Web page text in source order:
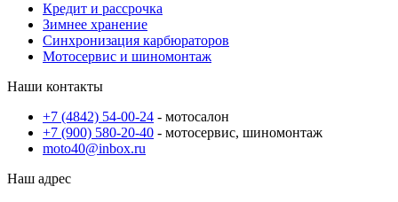
Кредит и рассрочкa
Зимнее хранение
Синхронизация карбюраторов
Мотосервис и шиномонтаж
Наши контакты
+7 (4842) 54-00-24 - мотосалон
+7 (900) 580-20-40 - мотосервис, шиномонтаж
moto40@inbox.ru
Наш адрес